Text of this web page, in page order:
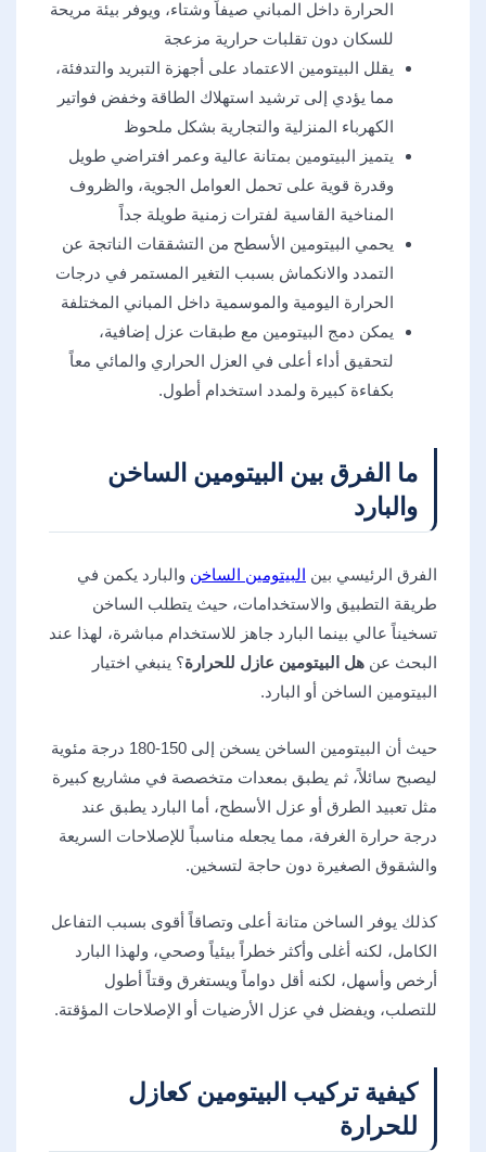
الحرارة داخل المباني صيفاً وشتاء، ويوفر بيئة مريحة
للسكان دون تقلبات حرارية مزعجة
يقلل البيتومين الاعتماد على أجهزة التبريد والتدفئة،
مما يؤدي إلى ترشيد استهلاك الطاقة وخفض فواتير
الكهرباء المنزلية والتجارية بشكل ملحوظ
يتميز البيتومين بمتانة عالية وعمر افتراضي طويل
وقدرة قوية على تحمل العوامل الجوية، والظروف
المناخية القاسية لفترات زمنية طويلة جداً
يحمي البيتومين الأسطح من التشققات الناتجة عن
التمدد والانكماش بسبب التغير المستمر في درجات
الحرارة اليومية والموسمية داخل المباني المختلفة
يمكن دمج البيتومين مع طبقات عزل إضافية،
لتحقيق أداء أعلى في العزل الحراري والمائي معاً
بكفاءة كبيرة ولمدد استخدام أطول.
ما الفرق بين البيتومين الساخن
والبارد
الفرق الرئيسي بين البيتومين الساخن والبارد يكمن في
طريقة التطبيق والاستخدامات، حيث يتطلب الساخن
تسخيناً عالي بينما البارد جاهز للاستخدام مباشرة، لهذا عند
البحث عن هل البيتومين عازل للحرارة؟ ينبغي اختيار
البيتومين الساخن أو البارد.
حيث أن البيتومين الساخن يسخن إلى 150-180 درجة مئوية
ليصبح سائلاً، ثم يطبق بمعدات متخصصة في مشاريع كبيرة
مثل تعبيد الطرق أو عزل الأسطح، أما البارد يطبق عند
درجة حرارة الغرفة، مما يجعله مناسباً للإصلاحات السريعة
والشقوق الصغيرة دون حاجة لتسخين.
كذلك يوفر الساخن متانة أعلى وتصاقاً أقوى بسبب التفاعل
الكامل، لكنه أغلى وأكثر خطراً بيئياً وصحي، ولهذا البارد
أرخص وأسهل، لكنه أقل دواماً ويستغرق وقتاً أطول
للتصلب، ويفضل في عزل الأرضيات أو الإصلاحات المؤقتة.
كيفية تركيب البيتومين كعازل
للحرارة